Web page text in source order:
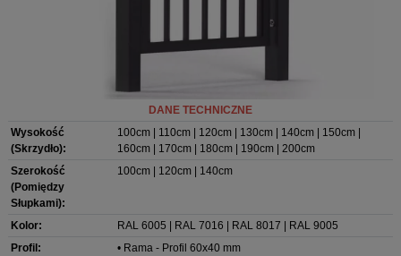
DANE TECHNICZNE
Wysokość
(Skrzydło):
100cm | 110cm | 120cm | 130cm | 140cm | 150cm |
160cm | 170cm | 180cm | 190cm | 200cm
Szerokość
(Pomiędzy
Słupkami):
100cm | 120cm | 140cm
Kolor:
RAL 6005 | RAL 7016 | RAL 8017 | RAL 9005
Profil:
• Rama - Profil 60x40 mm